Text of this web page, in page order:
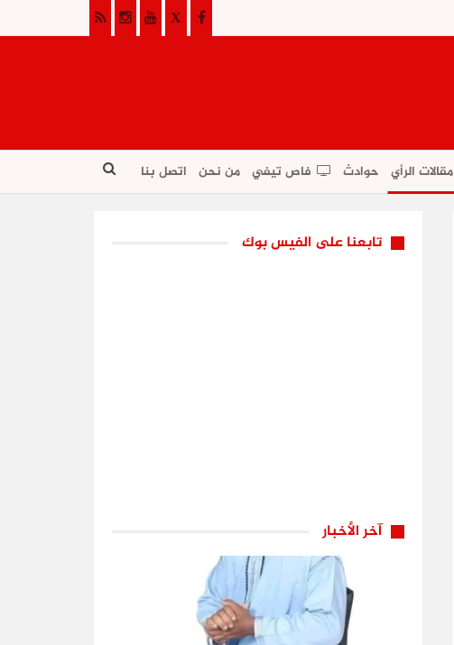
مقالات الرأي حوادث فاص تيفي من نحن اتصل بنا
تابعنا على الفيس بوك
آخر الأخبار